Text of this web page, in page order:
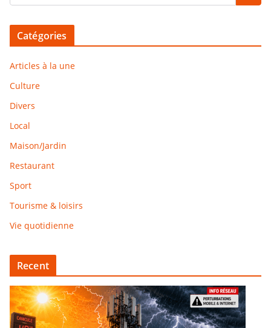
Catégories
Articles à la une
Culture
Divers
Local
Maison/Jardin
Restaurant
Sport
Tourisme & loisirs
Vie quotidienne
Recent